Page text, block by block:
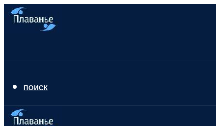
ПОИСК